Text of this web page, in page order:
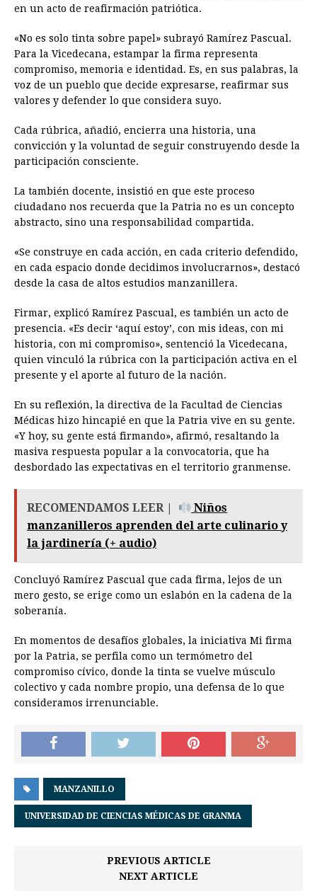
en un acto de reafirmación patriótica.
«No es solo tinta sobre papel» subrayó Ramírez Pascual.
Para la Vicedecana, estampar la firma representa
compromiso, memoria e identidad. Es, en sus palabras, la
voz de un pueblo que decide expresarse, reafirmar sus
valores y defender lo que considera suyo.
Cada rúbrica, añadió, encierra una historia, una
convicción y la voluntad de seguir construyendo desde la
participación consciente.
La también docente, insistió en que este proceso
ciudadano nos recuerda que la Patria no es un concepto
abstracto, sino una responsabilidad compartida.
«Se construye en cada acción, en cada criterio defendido,
en cada espacio donde decidimos involucrarnos», destacó
desde la casa de altos estudios manzanillera.
Firmar, explicó Ramírez Pascual, es también un acto de
presencia. «Es decir ‘aquí estoy’, con mis ideas, con mi
historia, con mi compromiso», sentenció la Vicedecana,
quien vinculó la rúbrica con la participación activa en el
presente y el aporte al futuro de la nación.
En su reflexión, la directiva de la Facultad de Ciencias
Médicas hizo hincapié en que la Patria vive en su gente.
«Y hoy, su gente está firmando», afirmó, resaltando la
masiva respuesta popular a la convocatoria, que ha
desbordado las expectativas en el territorio granmense.
RECOMENDAMOS LEER |
Niños
manzanilleros aprenden del arte culinario y
la jardinería (+ audio)
Concluyó Ramírez Pascual que cada firma, lejos de un
mero gesto, se erige como un eslabón en la cadena de la
soberanía.
En momentos de desafíos globales, la iniciativa Mi firma
por la Patria, se perfila como un termómetro del
compromiso cívico, donde la tinta se vuelve músculo
colectivo y cada nombre propio, una defensa de lo que
consideramos irrenunciable.
MANZANILLO
UNIVERSIDAD DE CIENCIAS MÉDICAS DE GRANMA
PREVIOUS ARTICLE
NEXT ARTICLE